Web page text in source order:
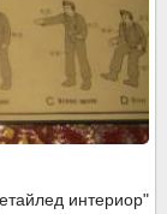
интериор"